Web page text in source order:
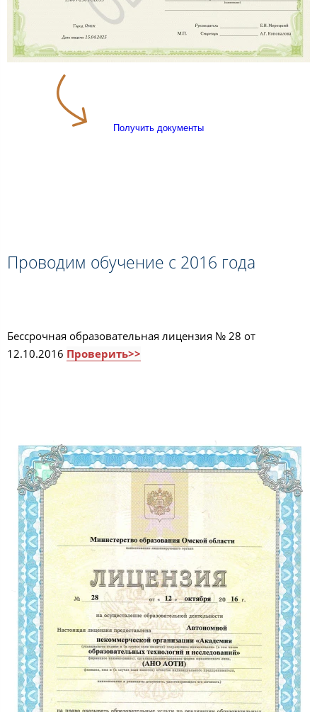
Получить документы
Проводим обучение с 2016 года
Бессрочная образовательная лицензия № 28 от
12.10.2016 Проверить>>